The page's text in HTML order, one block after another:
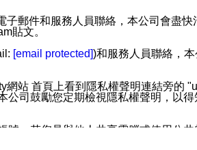
郵件和服務人員聯絡，本公司會盡
貼文。
[email protected])和服務人員聯絡，
站 首頁上看到隱私權聲明連結旁的
司鼓勵您定期檢視隱私權聲明，以
。若您是與他人共享電腦或使用公